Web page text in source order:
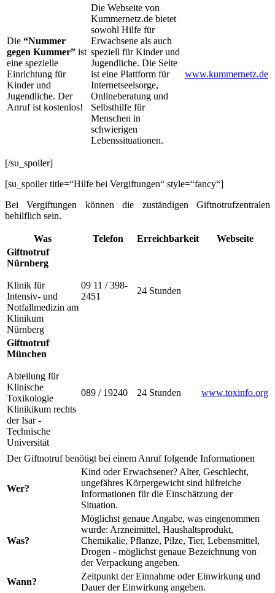
Die “Nummer
gegen Kummer” ist
eine spezielle
Einrichtung für
Kinder und
Jugendliche. Der
Anruf ist kostenlos!
Die Webseite von
Kummernetz.de bietet
sowohl Hilfe für
Erwachsene als auch
speziell für Kinder und
Jugendliche. Die Seite
ist eine Plattform für
Internetseelsorge,
Onlineberatung und
Selbsthilfe für
Menschen in
schwierigen
Lebenssituationen.
www.kummernetz.de
[/su_spoiler]
[su_spoiler title=“Hilfe bei Vergiftungen“ style=“fancy“]
Bei Vergiftungen können die zuständigen Giftnotrufzentralen
behilflich sein.
Was Telefon Erreichbarkeit
Webseite
Giftnotruf
Nürnberg
Klinik für
Intensiv- und
Notfallmedizin am
Klinikum
Nürnberg
09 11 / 398-
2451
24 Stunden
Giftnotruf
München
Abteilung für
Klinische
Toxikologie
Klinikikum rechts
der Isar -
Technische
Universität
089 / 19240 24 Stunden www.toxinfo.org
Der Giftnotruf benötigt bei einem Anruf folgende Informationen
Wer?
Kind oder Erwachsener? Alter, Geschlecht,
ungefähres Körpergewicht sind hilfreiche
Informationen für die Einschätzung der
Situation.
Was?
Möglichst genaue Angabe, was eingenommen
wurde: Arzneimittel, Haushaltsprodukt,
Chemikalie, Pflanze, Pilze, Tier, Lebensmittel,
Drogen - möglichst genaue Bezeichnung von
der Verpackung angeben.
Wann?
Zeitpunkt der Einnahme oder Einwirkung und
Dauer der Einwirkung angeben.